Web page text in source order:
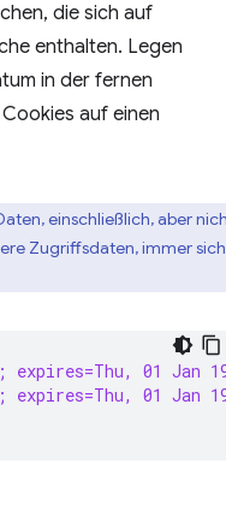
die sich auf
enthalten. Legen
in der fernen
auf einen
einschließlich, aber
Zugriffsdaten, immer
01 Jan
01 Jan